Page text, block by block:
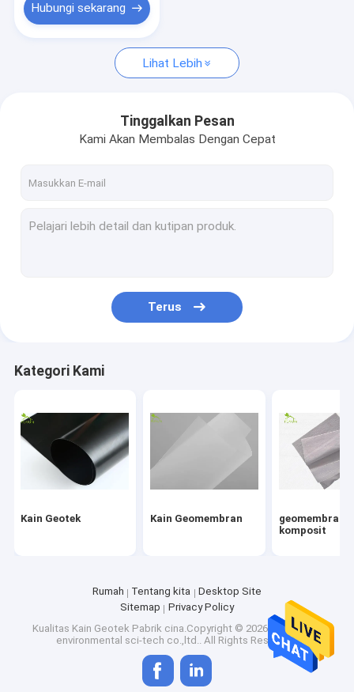
Hubungi sekarang
Lihat Lebih
Tinggalkan Pesan
Kami Akan Membalas Dengan Cepat
Terus
Kategori Kami
Kain Geotek Kain Geomembran
geomembran
komposit
Rumah Tentang kita
Desktop Site
Sitemap
Privacy Policy
Kualitas Kain Geotek Pabrik cina.Copyright © 2026 hefei fuyun
environmental sci-tech co.,ltd.. All Rights Reserved.